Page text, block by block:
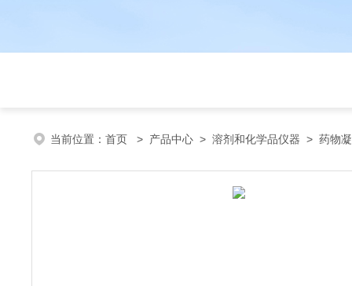
当前位置： 首页 > 产品中心 > 溶剂和化学品仪器 > 药物